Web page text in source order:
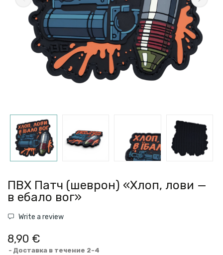
ПВХ Патч (шеврон) «Хлоп, лови —
в ебало вог»
Write a review
8,90 €
Доставка в течение 2-4